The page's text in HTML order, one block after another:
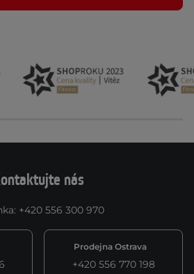
nás
: +420 556 300 970
Prodejna Ostrava
+420 556 770 198